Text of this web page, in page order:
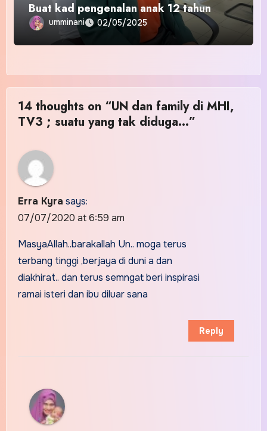
Buat kad pengenalan anak 12 tahun
umminani 02/05/2025
14 thoughts on “UN dan family di MHI,
TV3 ; suatu yang tak diduga…”
Erra Kyra says:
07/07/2020 at 6:59 am
MasyaAllah..barakallah Un.. moga terus
terbang tinggi ,berjaya di duni a dan
diakhirat.. dan terus semngat beri inspirasi
ramai isteri dan ibu diluar sana
Reply